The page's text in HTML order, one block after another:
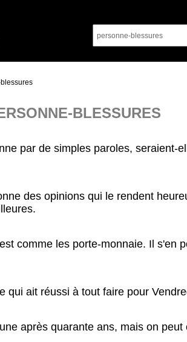
BLESSURES
par de simples paroles, seraient-
des opinions qui le rendent
comme les porte-monnaie. Il s'en
qui ait réussi à tout faire pour
après quarante ans, mais on